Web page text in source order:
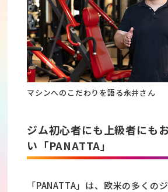
マシンへのこだわりを語る永井さん
ジム初心者にも上級者にも
い「PANATTA」
「PANATTA」は、欧米の多くの